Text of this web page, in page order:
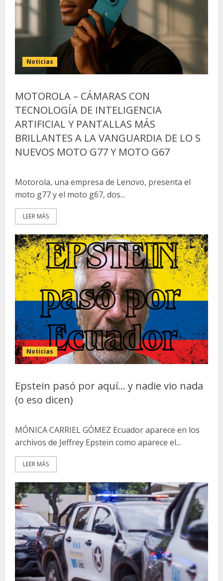
Noticias
MOTOROLA – CÁMARAS CON
TECNOLOGÍA DE INTELIGENCIA
ARTIFICIAL Y PANTALLAS MÁS
BRILLANTES A LA VANGUARDIA DE LO S
NUEVOS MOTO G77 Y MOTO G67
Motorola, una empresa de Lenovo, presenta el
moto g77 y el moto g67, dos...
LEER MÁS
Noticias
Epstein pasó por aquí… y nadie vio nada
(o eso dicen)
MÓNICA CARRIEL GÓMEZ Ecuador aparece en los
archivos de Jeffrey Epstein como aparece el...
LEER MÁS